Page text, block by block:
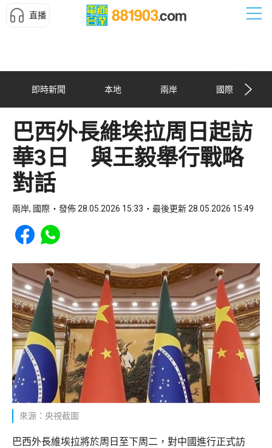
直播
即時新聞 本地 兩岸 國際
巴西外長維埃拉周日起訪
華3日 與王毅舉行戰略
對話
兩岸, 國際 發佈 28.05.2026 15:33 最後更新 28.05.2026 15:49
Share to Facebook
Share to WhatsApp
來源：央視截圖
巴西外長維埃拉將於周日至下周二，對中國進行正式訪